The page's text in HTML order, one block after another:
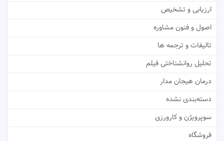
ارزیابی و تشخیص
اصول و فنون مشاوره
تالیفات و ترجمه ها
تحلیل روانشناختی فیلم
درمان هیجان مدار
دسته‌بندی نشده
سوپرویژن و کارورزی
فروشگاه